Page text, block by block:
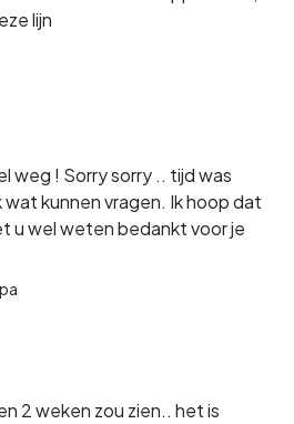
lijn
weg ! Sorry sorry .. tijd was
wat kunnen vragen. Ik hoop dat
u wel weten bedankt voor je
2 weken zou zien.. het is